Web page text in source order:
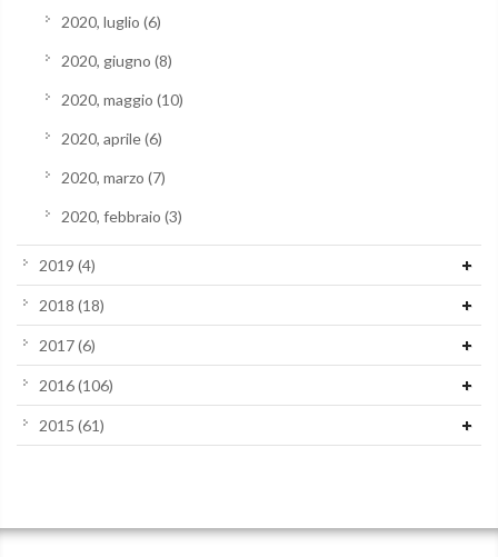
2020, luglio (6)
2020, giugno (8)
2020, maggio (10)
2020, aprile(6)
2020, marzo (7)
2020, febbraio (3)
2019 (4)
2018 (18)
2017(6)
2016(106)
2015 (61)